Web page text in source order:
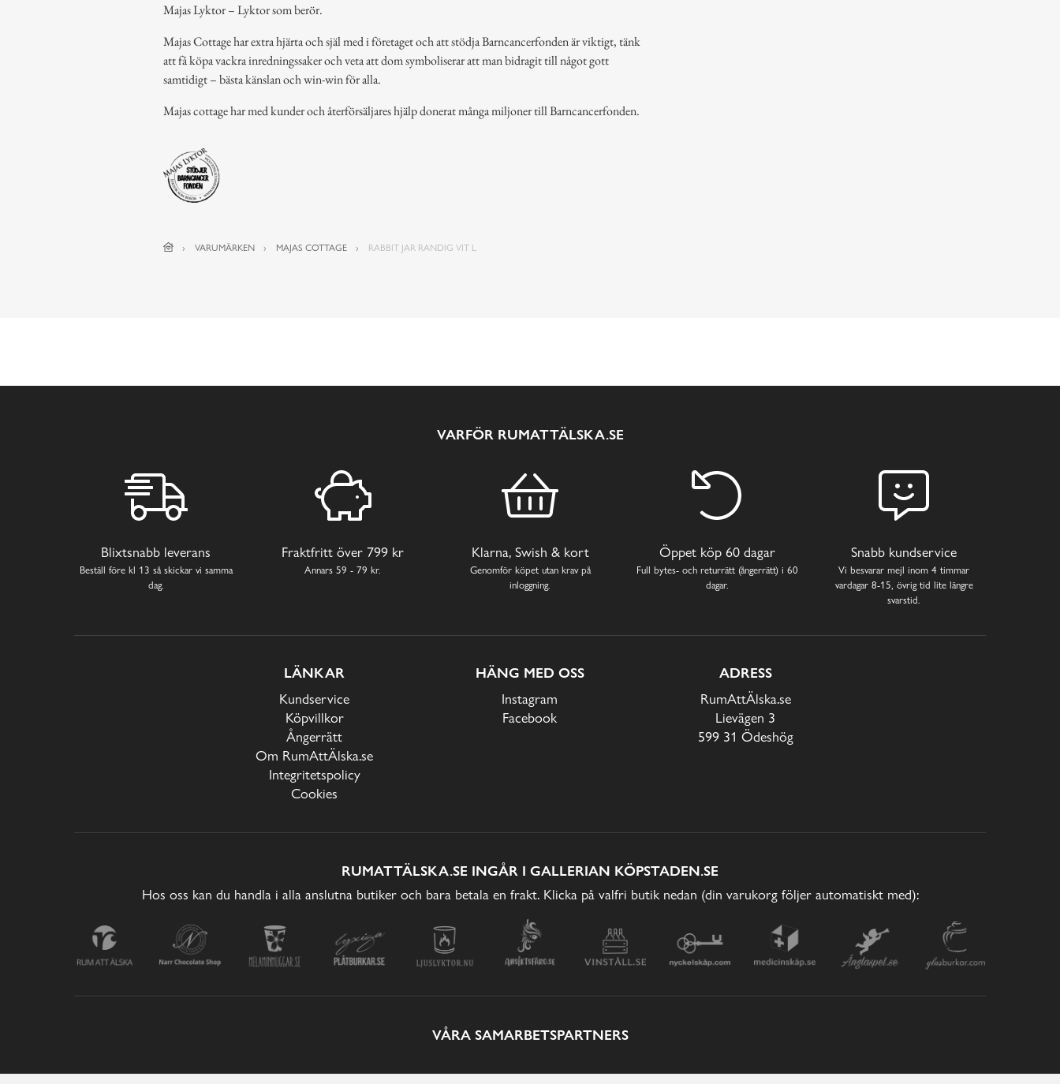
Majas Lyktor – Lyktor som berör.
Majas Cottage har extra hjärta och själ med i företaget och att stödja Barncancerfonden är viktigt, tänk
att få köpa vackra inredningssaker och veta att dom symboliserar att man bidragit till något gott
samtidigt – bästa känslan och win-win för alla.
Majas cottage har med kunder och återförsäljares hjälp donerat många miljoner till Barncancerfonden.
VARUMÄRKEN MAJAS COTTAGE RABBIT JAR RANDIG VIT L
VARFÖR RUMATTÄLSKA.SE
Blixtsnabb leverans
Beställ före kl 13 så skickar vi samma
dag.
Fraktfritt över 799 kr
Annars 59 - 79 kr.
Klarna, Swish & kort
Genomför köpet utan krav på
inloggning.
Öppet köp 60 dagar
Full bytes- och returrätt (ångerrätt) i 60
dagar.
Snabb kundservice
Vi besvarar mejl inom 4 timmar
vardagar 8-15, övrig tid lite längre
svarstid.
LÄNKAR
Kundservice
Köpvillkor
Ångerrätt
Om RumAttÄlska.se
Integritetspolicy
Cookies
HÄNG MED OSS
Instagram
Facebook
ADRESS
RumAttÄlska.se
Lievägen 3
599 31 Ödeshög
RUMATTÄLSKA.SE INGÅR I GALLERIAN KÖPSTADEN.SE
Hos oss kan du handla i alla anslutna butiker och bara betala en frakt. Klicka på valfri butik nedan (din varukorg följer automatiskt med):
VÅRA SAMARBETSPARTNERS